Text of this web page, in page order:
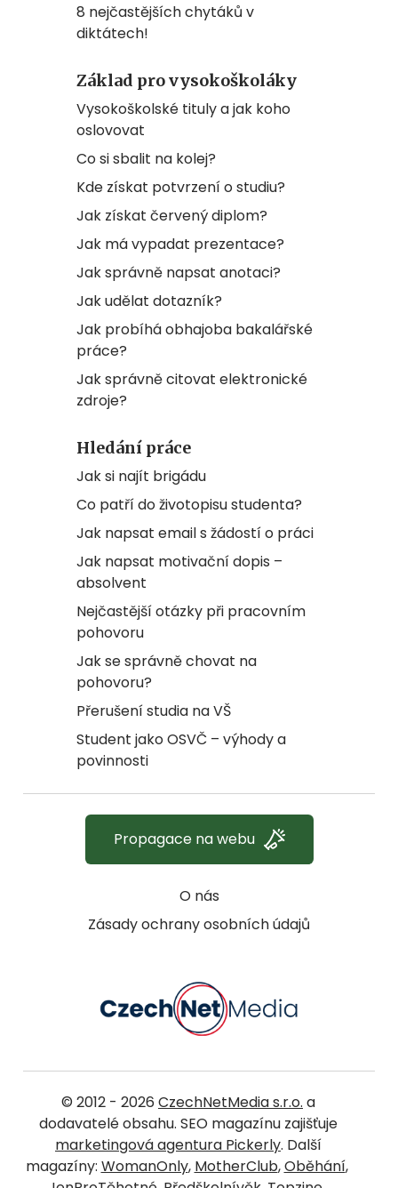
8 nejčastějších chytáků v
diktátech!
Základ pro vysokoškoláky
Vysokoškolské tituly a jak koho
oslovovat
Co si sbalit na kolej?
Kde získat potvrzení o studiu?
Jak získat červený diplom?
Jak má vypadat prezentace?
Jak správně napsat anotaci?
Jak udělat dotazník?
Jak probíhá obhajoba bakalářské
práce?
Jak správně citovat elektronické
zdroje?
Hledání práce
Jak si najít brigádu
Co patří do životopisu studenta?
Jak napsat email s žádostí o práci
Jak napsat motivační dopis –
absolvent
Nejčastější otázky při pracovním
pohovoru
Jak se správně chovat na
pohovoru?
Přerušení studia na VŠ
Student jako OSVČ – výhody a
povinnosti
O nás
Zásady ochrany osobních údajů
Propagace na webu
© 2012 - 2026 CzechNetMedia s.r.o. a
dodavatelé obsahu. SEO magazínu zajišťuje
marketingová agentura Pickerly. Další
magazíny: WomanOnly, MotherClub,Oběhání,